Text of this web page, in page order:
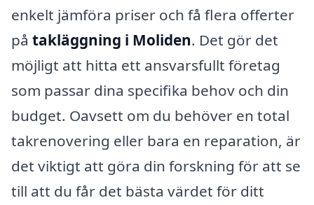
enkelt jämföra priser och få flera offerter
på takläggning i Moliden. Det gör det
möjligt att hitta ett ansvarsfullt företag
som passar dina specifika behov och din
budget. Oavsett om du behöver en total
takrenovering eller bara en reparation, är
det viktigt att göra din forskning för att se
till att du får det bästa värdet för ditt